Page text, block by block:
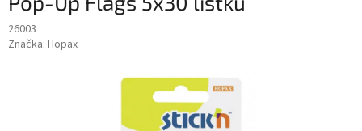
26003
Značka: Hopax